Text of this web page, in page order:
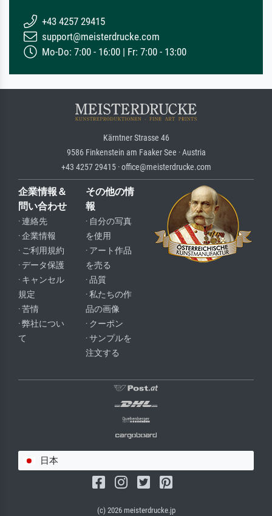
+43 4257 29415
support@meisterdrucke.com
Mo-Do: 7:00 - 16:00 | Fr: 7:00 - 13:00
Kärntner Strasse 46
9586 Finkenstein am Faaker See · Austria
+43 4257 29415 · office@meisterdrucke.com
企業情報＆
問い合わせ
· 連絡先
· 企業情報
· ご利用規約
· データ保護
· キャンセル
規定
· 苦情
· 弊社につい
て
その他の情
報
· 自分の写真
を使用
· アート作品
を売る
· 品質
· 私たちの作
品の画像
· クーポン
· サンプルを
注文する
日本
(c) 2026 meisterdrucke.jp